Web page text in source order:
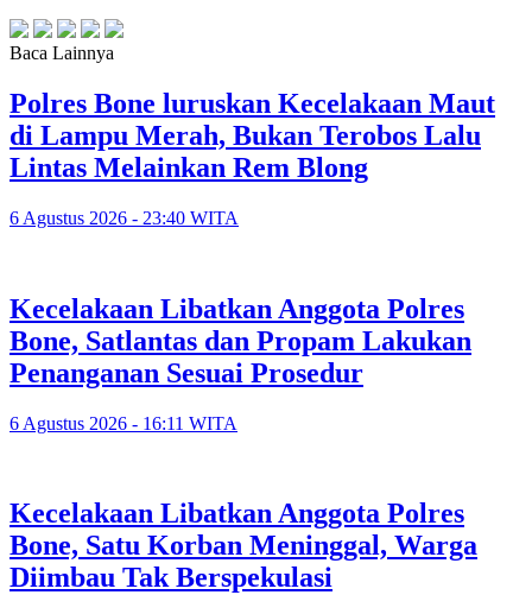
Baca Lainnya
Polres Bone luruskan Kecelakaan Maut
di Lampu Merah, Bukan Terobos Lalu
Lintas Melainkan Rem Blong
6 Agustus 2026 - 23:40 WITA
Kecelakaan Libatkan Anggota Polres
Bone, Satlantas dan Propam Lakukan
Penanganan Sesuai Prosedur
6 Agustus 2026 - 16:11 WITA
Kecelakaan Libatkan Anggota Polres
Bone, Satu Korban Meninggal, Warga
Diimbau Tak Berspekulasi